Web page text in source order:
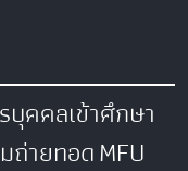
บุคคลเข้าศึกษา
ถ่ายทอดMFU